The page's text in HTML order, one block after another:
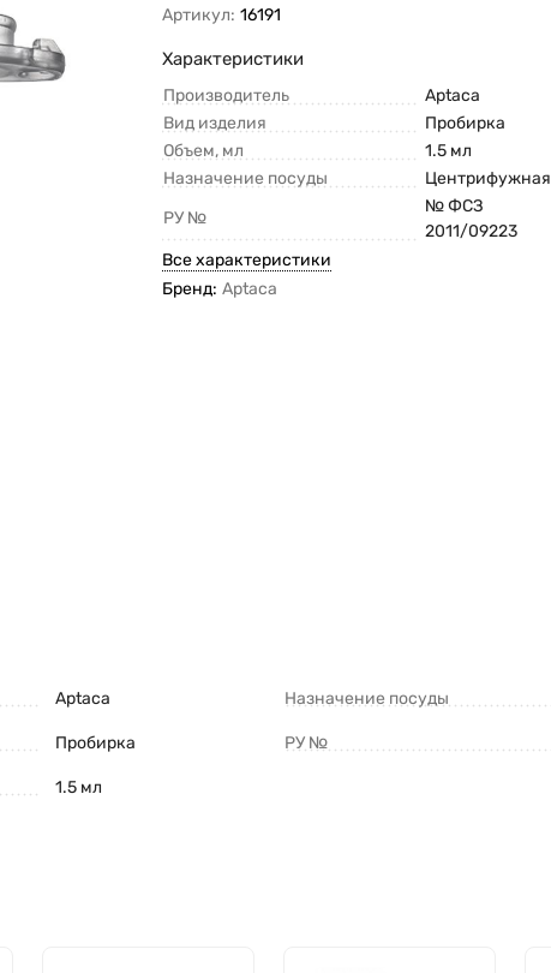
Артикул: 16191
Характеристики
Производитель
Aptaca
Вид изделия
Пробирка
Объем, мл
1.5 мл
Назначение посуды
Центрифужная
РУ №
№ ФСЗ
2011/09223
Все характеристики
Бренд: Aptaca
Aptaca
Пробирка
1.5 мл
Назначение посуды
РУ №